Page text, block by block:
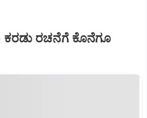
ಕರಡು ರಚನೆಗೆ ಕೊನೆಗೂ